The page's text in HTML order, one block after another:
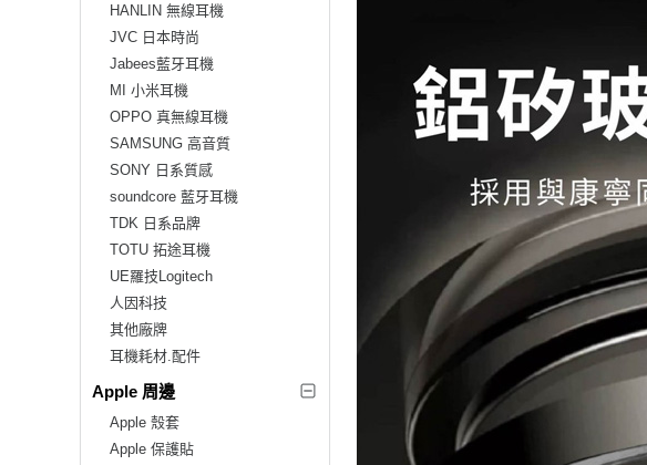
HANLIN 無線耳機
JVC 日本時尚
Jabees藍牙耳機
MI 小米耳機
OPPO 真無線耳機
SAMSUNG 高音質
SONY 日系質感
soundcore 藍牙耳機
TDK 日系品牌
TOTU 拓途耳機
UE羅技Logitech
人因科技
其他廠牌
耳機耗材.配件
Apple 周邊
Apple 殼套
Apple 保護貼